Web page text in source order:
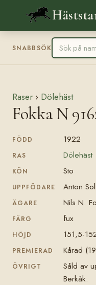
SNABBSÖK
Raser › Dölehäst
Fokka N
FÖDD 1922
RAS Dölehäst
KÖN Sto
UPPFÖDARE Anton
ÄGARE Nils N.
FÄRG fux
HÖJD 151,5-
PREMIERAD Kårad
ÖVRIGT
Såld av
Berkåk.